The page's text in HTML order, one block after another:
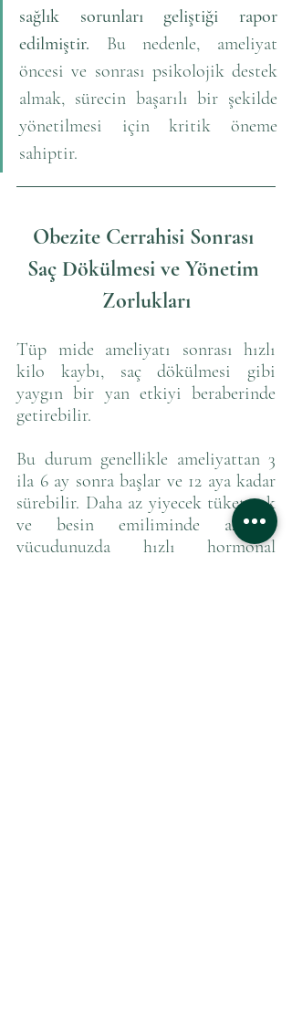
sağlık sorunları geliştiği rapor
edilmiştir. Bu nedenle, ameliyat
öncesi ve sonrası psikolojik destek
almak, sürecin başarılı bir şekilde
yönetilmesi için kritik öneme
sahiptir.
Obezite Cerrahisi Sonrası
Saç Dökülmesi ve Yönetim
Zorlukları
Tüp mide ameliyatı sonrası hızlı
kilo kaybı, saç dökülmesi gibi
yaygın bir yan etkiyi beraberinde
getirebilir.
Bu durum genellikle ameliyattan 3
ila 6 ay sonra başlar ve 12 aya kadar
sürebilir. Daha az yiyecek tüketmek
ve besin emiliminde azalma,
vücudunuzda hızlı hormonal